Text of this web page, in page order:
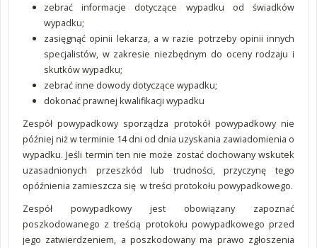
zebrać informacje dotyczące wypadku od świadków
wypadku;
zasięgnąć opinii lekarza, a w razie potrzeby opinii innych
specjalistów, w zakresie niezbędnym do oceny rodzaju i
skutków wypadku;
zebrać inne dowody dotyczące wypadku;
dokonać prawnej kwalifikacji wypadku
Zespół powypadkowy sporządza protokół powypadkowy nie
później niż w terminie 14 dni od dnia uzyskania zawiadomienia o
wypadku. Jeśli termin ten nie może zostać dochowany wskutek
uzasadnionych przeszkód lub trudności, przyczynę tego
opóźnienia zamieszcza się w treści protokołu powypadkowego.
Zespół powypadkowy jest obowiązany zapoznać
poszkodowanego z treścią protokołu powypadkowego przed
jego zatwierdzeniem, a poszkodowany ma prawo zgłoszenia